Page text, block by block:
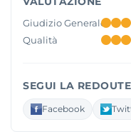
Giudizio Generale
Qualità
SEGUI LA REDOUTE
Facebook